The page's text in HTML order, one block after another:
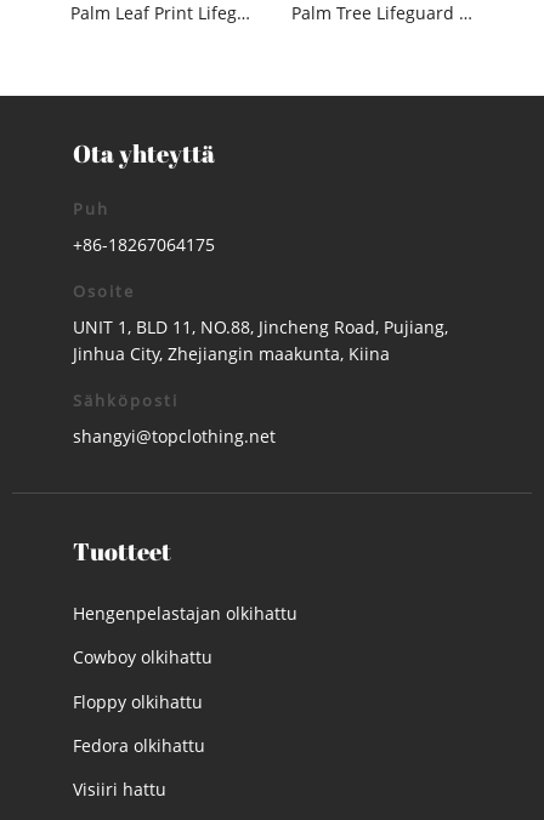
Palm Leaf Print Lifeguard Straw Hat Palm Tree Lifeguard olkihattu
Ota yhteyttä
Puh
+86-18267064175
Osoite
UNIT 1, BLD 11, NO.88, Jincheng Road, Pujiang,
Jinhua City, Zhejiangin maakunta, Kiina
Sähköposti
shangyi@topclothing.net
Tuotteet
Hengenpelastajan olkihattu
Cowboy olkihattu
Floppy olkihattu
Fedora olkihattu
Visiiri hattu